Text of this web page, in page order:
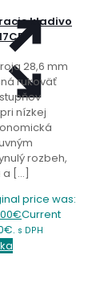
kladivo
28,6 mm
rukoväť
nízkej
rozbeh,
a […]
price was:
€Current
s DPH